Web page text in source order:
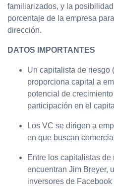
familiarizados, y la
porcentaje de la empresa
dirección.
DATOS IMPORTANTES
Un capitalista de riesgo
proporciona capital a
potencial de
participación en el
Los VC se dirigen a
en que buscan
Entre los capitalistas
encuentran Jim Breyer,
inversores de